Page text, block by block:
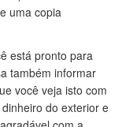
uma copia
está pronto para
também informar
você veja isto com
do exterior e